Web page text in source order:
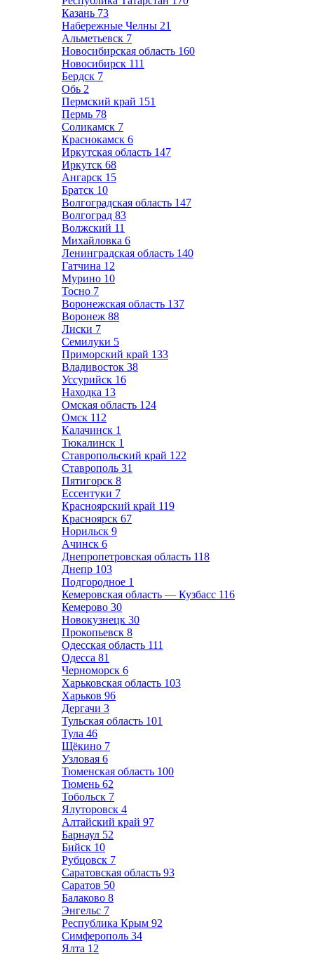
Казань 73
Набережные Челны 21
Альметьевск 7
Новосибирская область 160
Новосибирск 111
Бердск 7
Обь 2
Пермский край 151
Пермь 78
Соликамск 7
Краснокамск 6
Иркутская область 147
Иркутск 68
Ангарск 15
Братск 10
Волгоградская область 147
Волгоград 83
Волжский 11
Михайловка 6
Ленинградская область 140
Гатчина 12
Мурино 10
Тосно 7
Воронежская область 137
Воронеж 88
Лиски 7
Семилуки 5
Приморский край 133
Владивосток 38
Уссурийск 16
Находка 13
Омская область 124
Омск 112
Калачинск 1
Тюкалинск 1
Ставропольский край 122
Ставрополь 31
Пятигорск 8
Ессентуки 7
Красноярский край 119
Красноярск 67
Норильск 9
Ачинск 6
Днепропетровская область 118
Днепр 103
Подгородное 1
Кемеровская область — Кузбасс 116
Кемерово 30
Новокузнецк 30
Прокопьевск 8
Одесская область 111
Одесса 81
Черноморск 6
Харьковская область 103
Харьков 96
Дергачи 3
Тульская область 101
Тула 46
Щёкино 7
Узловая 6
Тюменская область 100
Тюмень 62
Тобольск 7
Ялуторовск 4
Алтайский край 97
Барнаул 52
Бийск 10
Рубцовск 7
Саратовская область 93
Саратов 50
Балаково 8
Энгельс 7
Республика Крым 92
Симферополь 34
Ялта 12